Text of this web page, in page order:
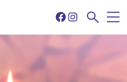
Facebook
Instagram